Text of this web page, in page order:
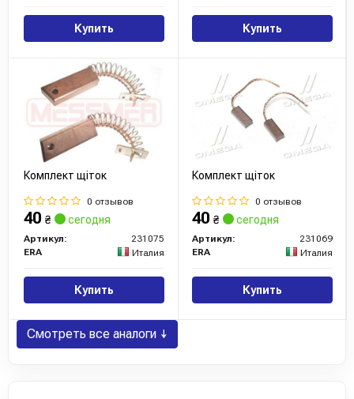
Купить Купить
Комплект щіток
0 отзывов
40 ₴ сегодня
Артикул:
231075
ERA
Италия
Купить
Комплект щіток
0 отзывов
40 ₴ сегодня
Артикул:
231069
ERA
Италия
Купить
Смотреть все аналоги ↓